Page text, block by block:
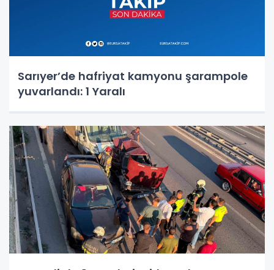
Sarıyer’de hafriyat kamyonu şarampole
yuvarlandı: 1 Yaralı